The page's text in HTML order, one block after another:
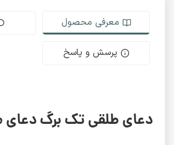
معرفی محصول
پرسش و پاسخ
دعای طلقی تک برگ دعای